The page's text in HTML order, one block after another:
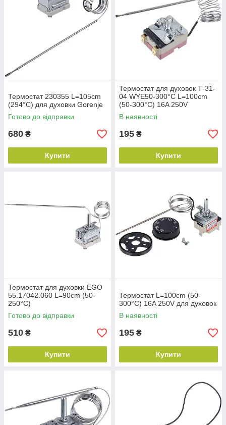
Термостат 230355 L=105cm
(294°C) для духовки Gorenje
Готово до відправки
680 ₴
Купити
Термостат для духовок Т-31-
04 WYE50-300°C L=100cm
(50-300°C) 16A 250V
В наявності
195 ₴
Купити
Термостат для духовки EGO
55.17042.060 L=90cm (50-
250°С)
Готово до відправки
510 ₴
Купити
Термостат L=100cm (50-
300°C) 16A 250V для духовок
В наявності
195 ₴
Купити